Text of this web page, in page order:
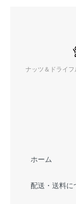
ナッツ＆ドライ
ホーム
配送・送料に